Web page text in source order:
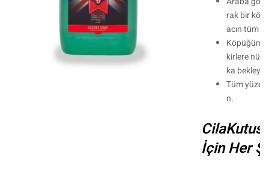
rak bir
acın tüm
Köpüğün
kirlere
ka bekleyin.
Tüm yüzeyi
n.
İçin Her